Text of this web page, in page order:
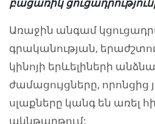
Առաջին անգամ
գրականության,
կինոյի երևելիների
ժամացույցները, որոնցից
սլաքները կանգ են առել
ակնթարթում: